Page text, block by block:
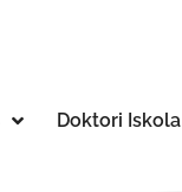
Doktori Iskola